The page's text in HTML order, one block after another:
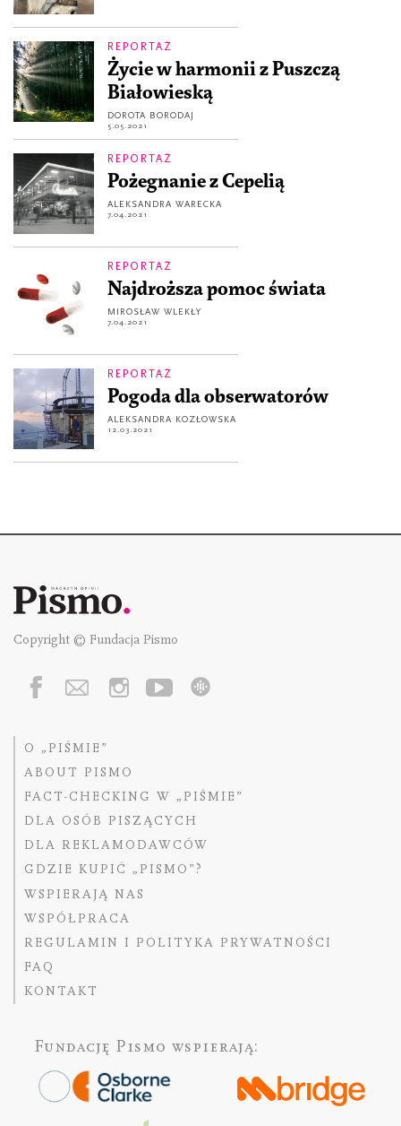
REPORTAŻ
Życie w harmonii z Puszczą
Białowieską
DOROTA BORODAJ
5.05.2021
REPORTAŻ
Pożegnanie z Cepelią
ALEKSANDRA WARECKA
7.04.2021
REPORTAŻ
Najdroższa pomoc świata
MIROSŁAW WLEKŁY
7.04.2021
REPORTAŻ
Pogoda dla obserwatorów
ALEKSANDRA KOZŁOWSKA
12.03.2021
Copyright © Fundacja Pismo
O „PIŚMIE”
ABOUT PISMO
FACT-CHECKING W „PIŚMIE”
DLA OSÓB PISZĄCYCH
DLA REKLAMODAWCÓW
GDZIE KUPIĆ „PISMO”?
WSPIERAJĄ NAS
WSPÓŁPRACA
REGULAMIN I POLITYKA PRYWATNOŚCI
FAQ
KONTAKT
Fundację Pismo wspierają: